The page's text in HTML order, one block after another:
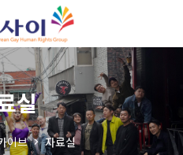
실
이브 자료실